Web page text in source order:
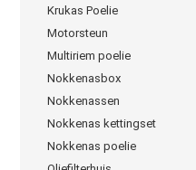
Krukas Poelie
Motorsteun
Multiriem poelie
Nokkenasbox
Nokkenassen
Nokkenas kettingset
Nokkenas poelie